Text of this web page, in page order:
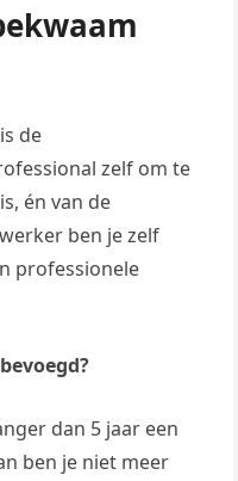
de
zelf om te
én van de
ben je zelf
professionele
dan 5 jaar een
ben je niet meer